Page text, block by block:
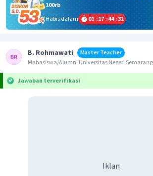
100rb
Habis dalam
01 :17 :44 :31
B. Rohmawati
Master Teacher
Mahasiswa/Alumni Universitas Negeri Semarang
Jawaban terverifikasi
Iklan